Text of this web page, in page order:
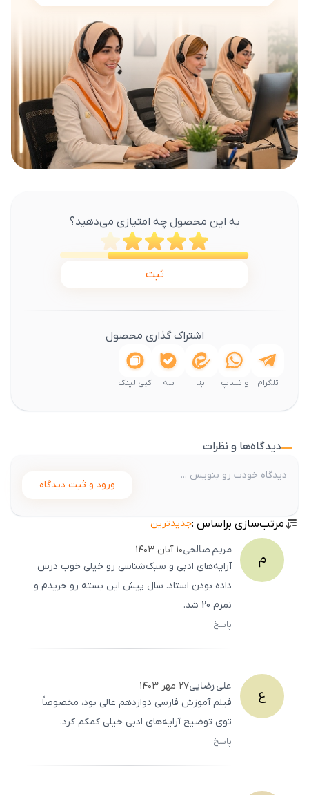
به این محصول چه امتیازی می‌دهید؟
ثبت
اشتراک گذاری محصول
تلگرام واتساپ ایتا بله کپی لینک
دیدگاه‌ها و نظرات
ورود و ثبت دیدگاه
مرتب‌سازی براساس :جدیدترین
م مریمصالحی۱۰ آبان ۱۴۰۳
آرایه‌های ادبی و سبک‌شناسی رو خیلی خوب درس
داده بودن استاد. سال پیش این بسته رو خریدم و
نمرم 20 شد.
پاسخ
ع علیرضایی۲۷ مهر ۱۴۰۳
فیلم آموزش فارسی دوازدهم عالی بود، مخصوصاً
توی توضیح آرایه‌های ادبی خیلی کمکم کرد.
پاسخ